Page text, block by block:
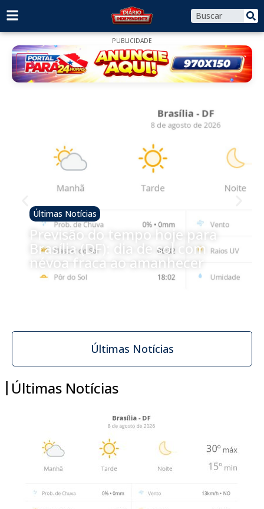
PUBLICIDADE
Últimas Notícias
Previsão do tempo hoje para
Brasília (DF): dia de sol com
névoa fraca ao amanhecer
Últimas Notícias
Últimas Notícias